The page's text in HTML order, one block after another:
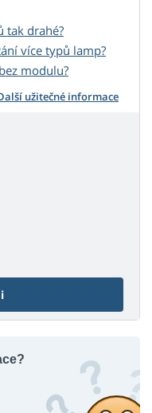
tak drahé?
více typů lamp?
modulu?
užitečné informace